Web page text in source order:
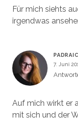
Für mich siehts
irgendwas
7. Juni
Auf mich wirkt er
mit sich und der